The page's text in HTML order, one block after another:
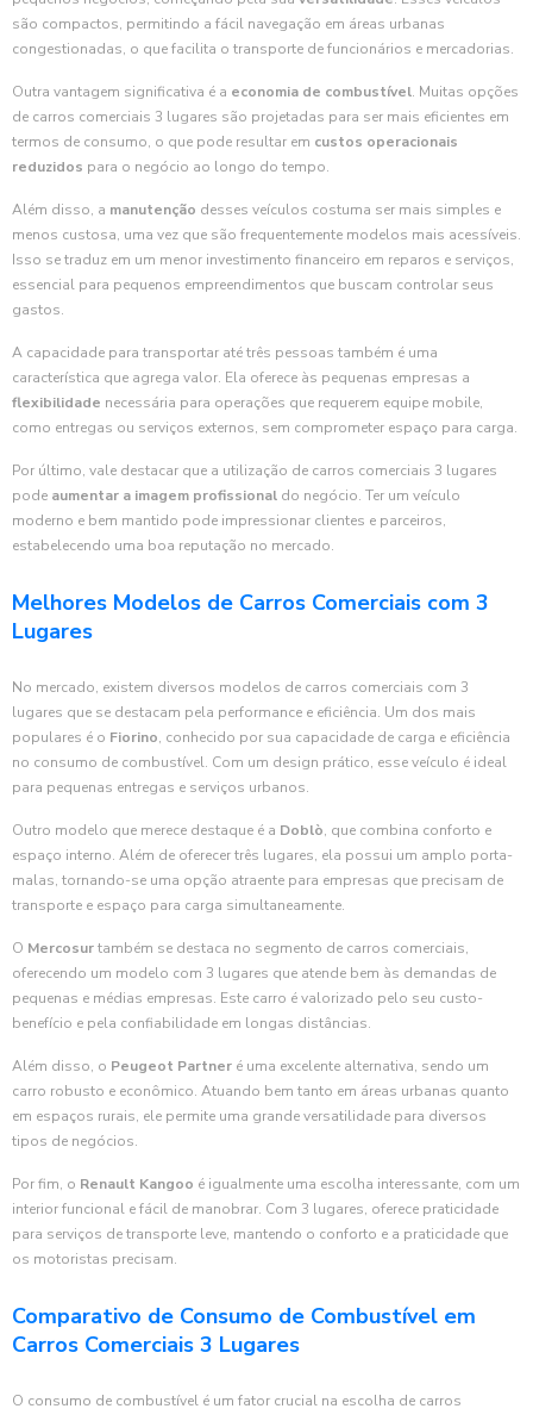
são compactos, permitindo a fácil navegação em áreas urbanas
congestionadas, o que facilita o transporte de funcionários e mercadorias.
Outra vantagem significativa é a economia de combustível. Muitas opções
de carros comerciais 3 lugares são projetadas para ser mais eficientes em
termos de consumo, o que pode resultar em custos operacionais
reduzidos para o negócio ao longo do tempo.
Além disso, a manutenção desses veículos costuma ser mais simples e
menos custosa, uma vez que são frequentemente modelos mais acessíveis.
Isso se traduz em um menor investimento financeiro em reparos e serviços,
essencial para pequenos empreendimentos que buscam controlar seus
gastos.
A capacidade para transportar até três pessoas também é uma
característica que agrega valor. Ela oferece às pequenas empresas a
flexibilidade necessária para operações que requerem equipe mobile,
como entregas ou serviços externos, sem comprometer espaço para carga.
Por último, vale destacar que a utilização de carros comerciais 3 lugares
pode aumentar a imagem profissional do negócio. Ter um veículo
moderno e bem mantido pode impressionar clientes e parceiros,
estabelecendo uma boa reputação no mercado.
Melhores Modelos de Carros Comerciais com 3
Lugares
No mercado, existem diversos modelos de carros comerciais com 3
lugares que se destacam pela performance e eficiência. Um dos mais
populares é o Fiorino, conhecido por sua capacidade de carga e eficiência
no consumo de combustível. Com um design prático, esse veículo é ideal
para pequenas entregas e serviços urbanos.
Outro modelo que merece destaque é a Doblò, que combina conforto e
espaço interno. Além de oferecer três lugares, ela possui um amplo porta-
malas, tornando-se uma opção atraente para empresas que precisam de
transporte e espaço para carga simultaneamente.
O Mercosurtambém se destaca no segmento de carros comerciais,
oferecendo um modelo com 3 lugares que atende bem às demandas de
pequenas e médias empresas. Este carro é valorizado pelo seu custo-
benefício e pela confiabilidade em longas distâncias.
Além disso, o Peugeot Partner é uma excelente alternativa, sendo um
carro robusto e econômico. Atuando bem tanto em áreas urbanas quanto
em espaços rurais, ele permite uma grande versatilidade para diversos
tipos de negócios.
Por fim, o Renault Kangoo é igualmente uma escolha interessante, com um
interior funcional e fácil de manobrar. Com 3 lugares, oferece praticidade
para serviços de transporte leve, mantendo o conforto e a praticidade que
os motoristas precisam.
Comparativo de Consumo de Combustível em
Carros Comerciais 3 Lugares
O consumo de combustível é um fator crucial na escolha de carros